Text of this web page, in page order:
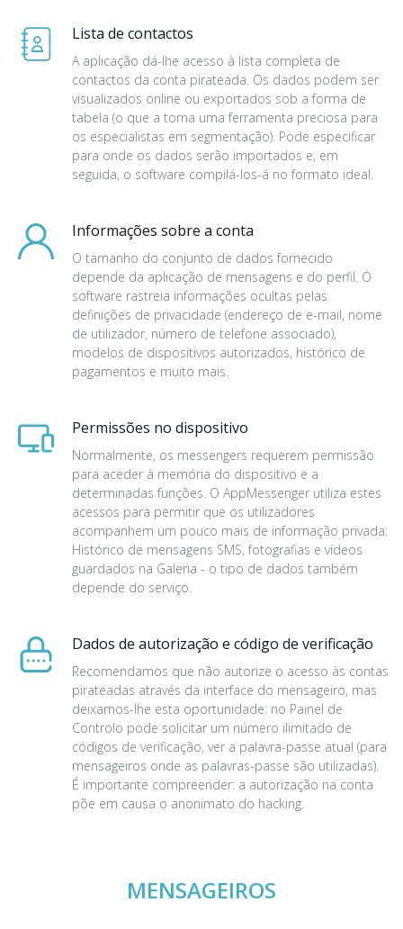
Lista de contactos
A aplicação dá-lhe acesso à lista completa de
contactos da conta pirateada. Os dados podem ser
visualizados online ou exportados sob a forma de
tabela (o que a torna uma ferramenta preciosa para
os especialistas em segmentação). Pode especificar
para onde os dados serão importados e, em
seguida, o software compilá-los-á no formato ideal.
Informações sobre a conta
O tamanho do conjunto de dados fornecido
depende da aplicação de mensagens e do perfil. O
software rastreia informações ocultas pelas
definições de privacidade (endereço de e-mail, nome
de utilizador, número de telefone associado),
modelos de dispositivos autorizados, histórico de
pagamentos e muito mais.
Permissões no dispositivo
Normalmente, os messengers requerem permissão
para aceder à memória do dispositivo e a
determinadas funções. O AppMessenger utiliza estes
acessos para permitir que os utilizadores
acompanhem um pouco mais de informação privada:
Histórico de mensagens SMS, fotografias e vídeos
guardados na Galeria - o tipo de dados também
depende do serviço.
Dados de autorização e código de verificação
Recomendamos que não autorize o acesso às contas
pirateadas através da interface do mensageiro, mas
deixamos-lhe esta oportunidade: no Painel de
Controlo pode solicitar um número ilimitado de
códigos de verificação, ver a palavra-passe atual (para
mensageiros onde as palavras-passe são utilizadas).
É importante compreender: a autorização na conta
põe em causa o anonimato do hacking.
MENSAGEIROS